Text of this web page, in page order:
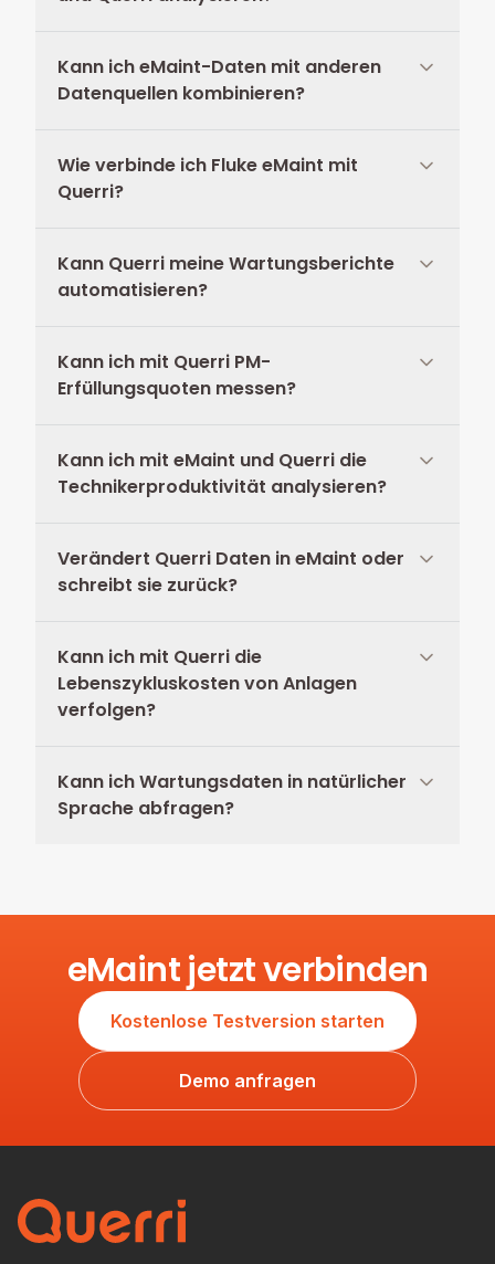
Kann ich eMaint-Daten mit anderen
Datenquellen kombinieren?
Wie verbinde ich Fluke eMaint mit
Querri?
Kann Querri meine Wartungsberichte
automatisieren?
Kann ich mit Querri PM-
Erfüllungsquoten messen?
Kann ich mit eMaint und Querri die
Technikerproduktivität analysieren?
Verändert Querri Daten in eMaint oder
schreibt sie zurück?
Kann ich mit Querri die
Lebenszykluskosten von Anlagen
verfolgen?
Kann ich Wartungsdaten in natürlicher
Sprache abfragen?
eMaint jetzt verbinden
Kostenlose Testversion starten
Demo anfragen